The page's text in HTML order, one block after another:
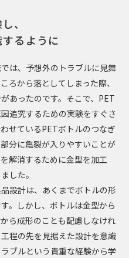
、
るように
は、予想外のトラブルに見舞
ろから落としてしまった際、
あったのです。そこで、PET
追究するための実験をすぐさ
せているPETボトルのつなぎ
分に亀裂が入りやすいことが
解消するために金型を加工
した。
設計は、あくまでボトルの形
。しかし、ボトルは金型から
ら成形のことも配慮しなけれ
程の先を見据えた設計を意識
ブルという貴重な経験から学